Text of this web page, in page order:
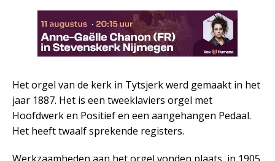
Het orgel van de kerk in Tytsjerk werd gemaakt in het
jaar 1887. Het is een tweeklaviers orgel met
Hoofdwerk en Positief en een aangehangen Pedaal.
Het heeft twaalf sprekende registers.